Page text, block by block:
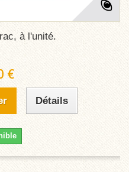
à l'unité.
€
Détails